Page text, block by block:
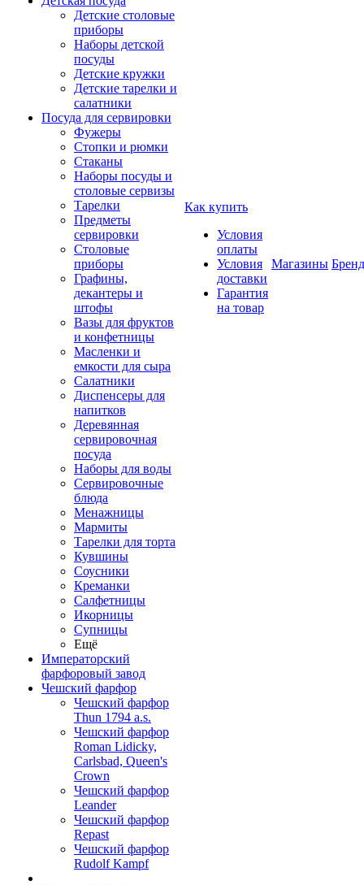
Детские столовые
приборы
Наборы детской
посуды
Детские кружки
Детские тарелки и
салатники
Посуда для сервировки
Фужеры
Стопки и рюмки
Стаканы
Наборы посуды и
столовые сервизы
Тарелки
Предметы
сервировки
Столовые
приборы
Графины,
декантеры и
штофы
Вазы для фруктов
и конфетницы
Масленки и
емкости для сыра
Салатники
Диспенсеры для
напитков
Деревянная
сервировочная
посуда
Наборы для воды
Сервировочные
блюда
Менажницы
Мармиты
Тарелки для торта
Кувшины
Соусники
Креманки
Салфетницы
Икорницы
Супницы
Ещё
Императорский
фарфоровый завод
Чешский фарфор
Чешский фарфор
Thun 1794 a.s.
Чешский фарфор
Roman Lidicky,
Carlsbad, Queen's
Crown
Чешский фарфор
Leander
Чешский фарфор
Repast
Чешский фарфор
Rudolf Kampf
Как купить
Условия
оплаты
Условия
доставки
Гарантия
на товар
Магазины